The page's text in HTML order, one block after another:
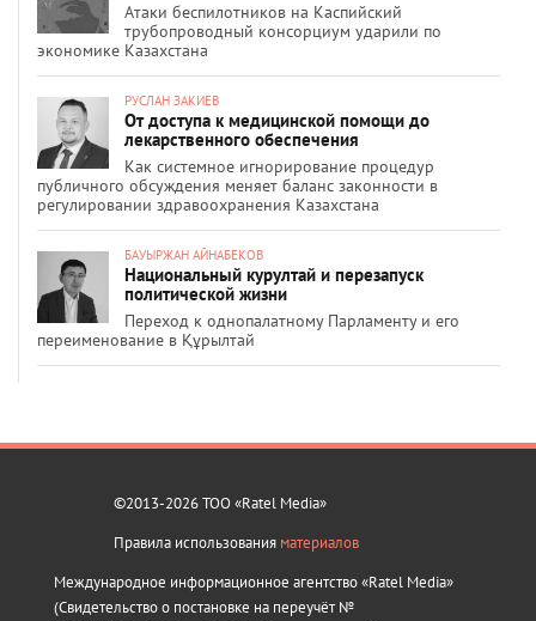
Атаки беспилотников на Каспийский
трубопроводный консорциум ударили по
экономике Казахстана
РУСЛАН ЗАКИЕВ
От доступа к медицинской помощи до
лекарственного обеспечения
Как системное игнорирование процедур
публичного обсуждения меняет баланс законности в
регулировании здравоохранения Казахстана
БАУЫРЖАН АЙНАБЕКОВ
Национальный курултай и перезапуск
политической жизни
Переход к однопалатному Парламенту и его
переименование в Құрылтай
©2013-2026 ТОО «Ratel Media»
Правила использования материалов
Международное информационное агентство «Ratel Media»
(Свидетельство о постановке на переучёт №